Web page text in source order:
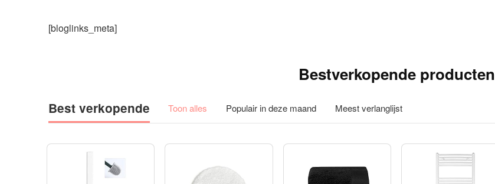
[bloglinks_meta]
Bestverkopende producten
Best verkopende Toon alles Populair in deze maand Meest verlanglijst